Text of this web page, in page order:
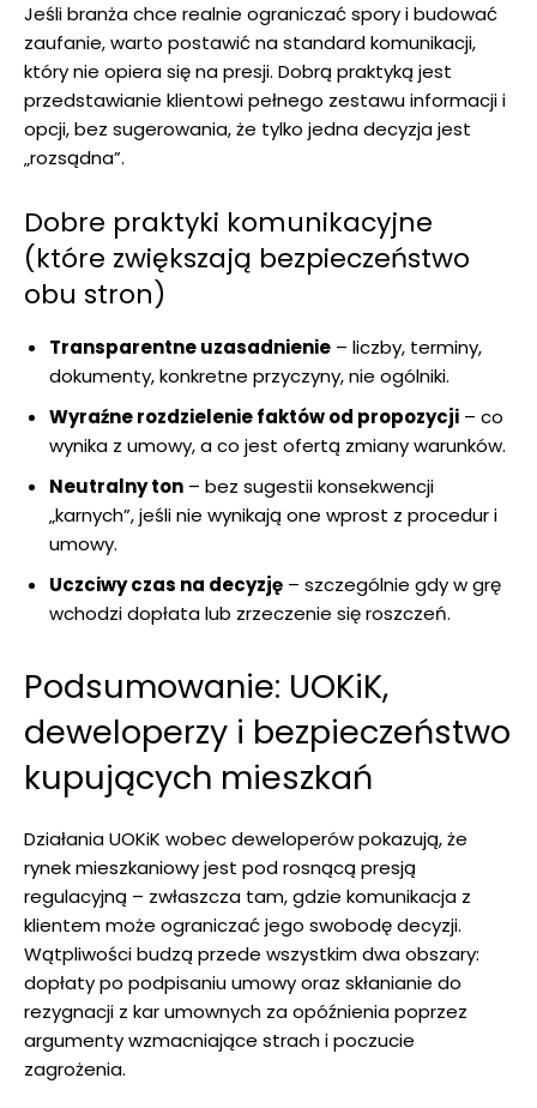
Jeśli branża chce realnie ograniczać spory i budować
zaufanie, warto postawić na standard komunikacji,
który nie opiera się na presji. Dobrą praktyką jest
przedstawianie klientowi pełnego zestawu informacji i
opcji, bez sugerowania, że tylko jedna decyzja jest
„rozsądna”.
Dobre praktyki komunikacyjne
(które zwiększają bezpieczeństwo
obu stron)
Transparentne uzasadnienie – liczby, terminy,
dokumenty, konkretne przyczyny, nie ogólniki.
Wyraźne rozdzielenie faktów od propozycji – co
wynika z umowy, a co jest ofertą zmiany warunków.
Neutralny ton – bez sugestii konsekwencji
„karnych”, jeśli nie wynikają one wprost z procedur i
umowy.
Uczciwy czas na decyzję – szczególnie gdy w grę
wchodzi dopłata lub zrzeczenie się roszczeń.
Podsumowanie: UOKiK,
deweloperzy i bezpieczeństwo
kupujących mieszkań
Działania UOKiK wobec deweloperów pokazują, że
rynek mieszkaniowy jest pod rosnącą presją
regulacyjną – zwłaszcza tam, gdzie komunikacja z
klientem może ograniczać jego swobodę decyzji.
Wątpliwości budzą przede wszystkim dwa obszary:
dopłaty po podpisaniu umowy oraz skłanianie do
rezygnacji z kar umownych za opóźnienia poprzez
argumenty wzmacniające strach i poczucie
zagrożenia.